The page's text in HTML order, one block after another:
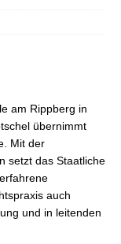
am Rippberg in
übernimmt
Mit der
setzt das Staatliche
auch
und in leitenden